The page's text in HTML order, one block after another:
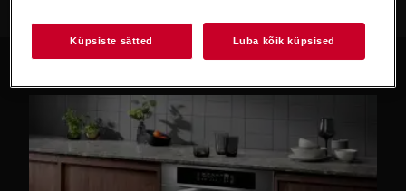
Küpsiste sätted Luba kõik küpsised